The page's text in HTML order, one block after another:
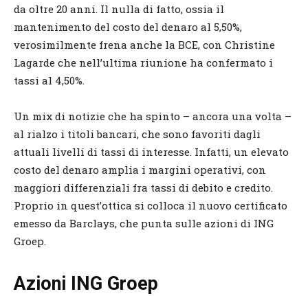
da oltre 20 anni. Il nulla di fatto, ossia il
mantenimento del costo del denaro al 5,50%,
verosimilmente frena anche la BCE, con Christine
Lagarde che nell’ultima riunione ha confermato i
tassi al 4,50%.
Un mix di notizie che ha spinto – ancora una volta –
al rialzo i titoli bancari, che sono favoriti dagli
attuali livelli di tassi di interesse. Infatti, un elevato
costo del denaro amplia i margini operativi, con
maggiori differenziali fra tassi di debito e credito.
Proprio in quest’ottica si colloca il nuovo certificato
emesso da Barclays, che punta sulle azioni di ING
Groep.
Azioni ING Groep